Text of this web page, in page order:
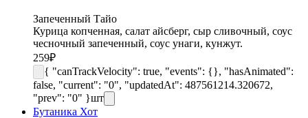
Запеченный Тайо
Курица копченная, салат айсберг, сыр сливочный, соус
чесночный запеченный, соус унаги, кунжут.
259₽
{ "canTrackVelocity": true, "events": {}, "hasAnimated":
false, "current": "0", "updatedAt": 487561214.320672,
"prev": "0" }шт
Бутаника Хот